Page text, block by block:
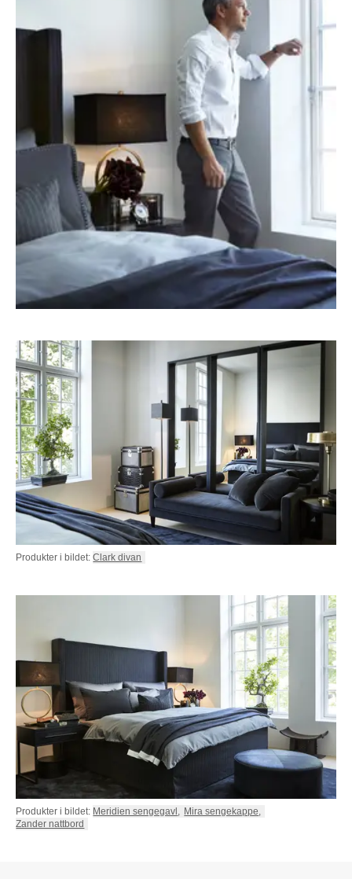
Produkter i bildet: Clark divan
Produkter i bildet: Meridien sengegavl , Mira sengekappe,
Zander nattbord